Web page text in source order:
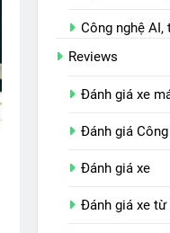
Công nghệ AI,
Reviews
Đánh giá xe
Đánh giá
Đánh giá xe
Đánh giá xe